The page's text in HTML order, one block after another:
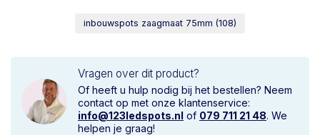
inbouwspots zaagmaat 75mm (108)
Vragen over dit product?
Of heeft u hulp nodig bij het bestellen? Neem
contact op met onze klantenservice:
info@123ledspots.nl of 079 711 21 48. We
helpen je graag!